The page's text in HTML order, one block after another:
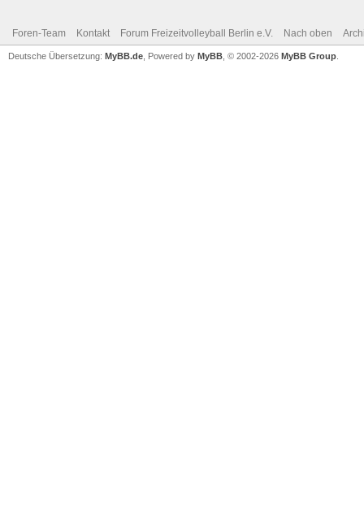
Foren-Team Kontakt Forum Freizeitvolleyball Berlin e.V. Nach oben
Deutsche Übersetzung: MyBB.de , Powered by MyBB , © 2002-2026 MyBB Group